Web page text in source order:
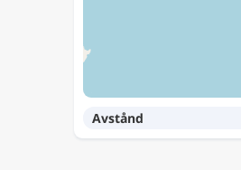
Avstånd